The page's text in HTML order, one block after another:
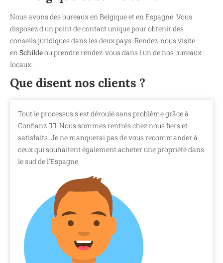
Nous avons des bureaux en Belgique et en Espagne. Vous
disposez d'un point de contact unique pour obtenir des
conseils juridiques dans les deux pays. Rendez-nous visite
enSchildeou prendre rendez-vous dans l'un de nos bureaux
locaux.
Que disent nos clients ?
Tout le processus s'est déroulé sans problème grâce à
Confianz 👍🏼. Nous sommes rentrés chez nous fiers et
satisfaits. Je ne manquerai pas de vous recommander à
ceux qui souhaitent également acheter une propriété dans
le sud de l'Espagne.